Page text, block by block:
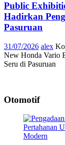
Public
Hadirkan
Pasuruan
31/07/2026 alex
New Honda Vario
Seru di Pasuruan
Otomotif